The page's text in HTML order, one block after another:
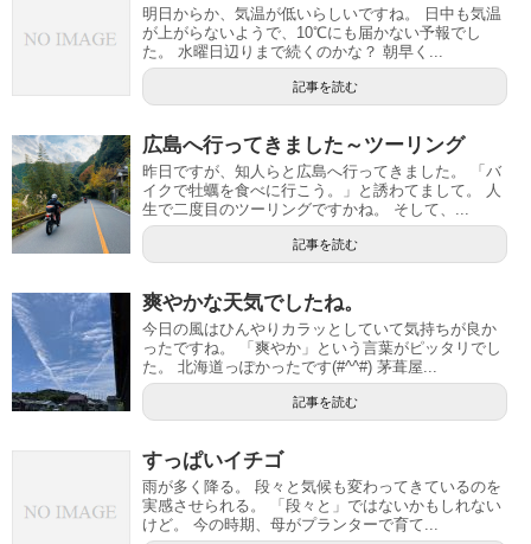
明日からか、気温が低いらしいですね。 日中も気温
が上がらないようで、10℃にも届かない予報でし
た。 水曜日辺りまで続くのかな？ 朝早く...
記事を読む
広島へ行ってきました～ツーリング
昨日ですが、知人らと広島へ行ってきました。 「バ
イクで牡蠣を食べに行こう。」と誘わてまして。 人
生で二度目のツーリングですかね。 そして、...
記事を読む
爽やかな天気でしたね。
今日の風はひんやりカラッとしていて気持ちが良か
ったですね。 「爽やか」という言葉がピッタリでし
た。 北海道っぽかったです(#^^#) 茅葺屋...
記事を読む
すっぱいイチゴ
雨が多く降る。 段々と気候も変わってきているのを
実感させられる。 「段々と」ではないかもしれない
けど。 今の時期、母がプランターで育て...